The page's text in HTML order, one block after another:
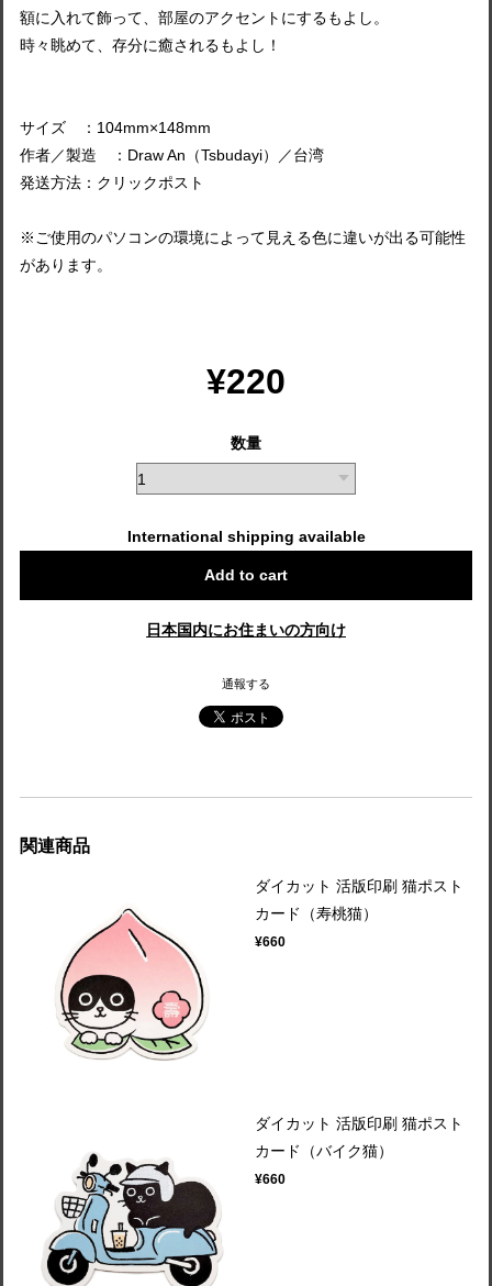
額に入れて飾って、部屋のアクセントにするもよし。
時々眺めて、存分に癒されるもよし！
サイズ ：104mm×148mm
作者／製造 ：Draw An（Tsbudayi）／台湾
発送方法：クリックポスト
※ご使用のパソコンの環境によって見える色に違いが出る可能性
があります。
¥220
数量
International shipping available
Add to cart
日本国内にお住まいの方向け
通報する
関連商品
ダイカット 活版印刷 猫ポスト
カード（寿桃猫）
¥660
ダイカット 活版印刷 猫ポスト
カード（バイク猫）
¥660